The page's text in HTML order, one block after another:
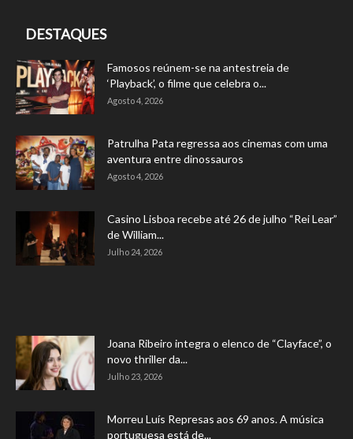
DESTAQUES
Famosos reúnem-se na antestreia de
‘Playback’, o filme que celebra o...
Agosto 4, 2026
Patrulha Pata regressa aos cinemas com uma
aventura entre dinossauros
Agosto 4, 2026
Casino Lisboa recebe até 26 de julho “Rei Lear”
de William...
Julho 24, 2026
Joana Ribeiro integra o elenco de “Clayface”, o
novo thriller da...
Julho 23, 2026
Morreu Luís Represas aos 69 anos. A música
portuguesa está de...